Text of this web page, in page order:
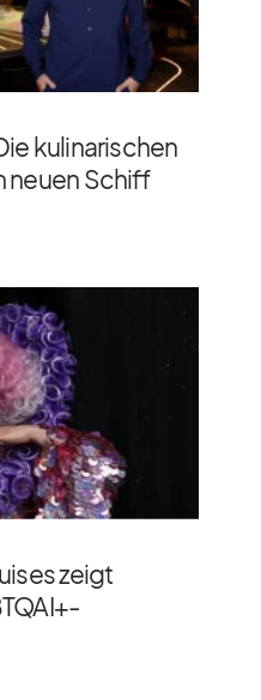
kulinarischen
neuen Schiff
zeigt